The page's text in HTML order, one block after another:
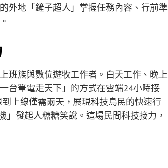
外地「鏟子超人」掌握任務內容、行前準
班族與數位遊牧工作者。白天工作、晚上
台筆電走天下」的方式在雲端24小時接
上線僅需兩天，展現科技島民的快速行
發起人糖糖笑說。這場民間科技接力，